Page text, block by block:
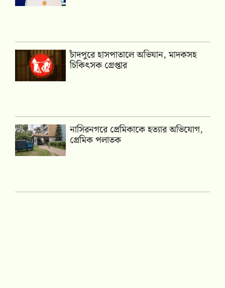
চাঁদপুরে হাসপাতালে অভিযান, মাদকসহ
চিকিৎসক গ্রেপ্তার
নাসিরনগরে প্রেমিকাকে হত্যার অভিযোগ,
প্রেমিক পলাতক